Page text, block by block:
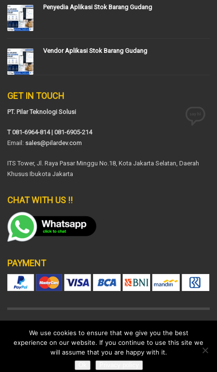
Penyedia Aplikasi Stok Barang Gudang
Vendor Aplikasi Stok Barang Gudang
GET IN TOUCH
PT. Pilar Teknologi Solusi
T 081-6964-814 | 081-6905-214
Email: sales@pilardev.com
ITS Tower, Jl. Raya Pasar Minggu No.18, Kota Jakarta Selatan, Daerah
Khusus Ibukota Jakarta
CHAT WITH US !!
PAYMENT
DISCLAIMER SUPPORT POLICY LEGAL
© 2022 All rights reserved.
We use cookies to ensure that we give you the best
experience on our website. If you continue to use this site we
will assume that you are happy with it.